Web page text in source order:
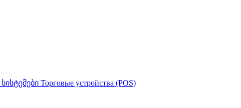
Торговые устройства (POS)